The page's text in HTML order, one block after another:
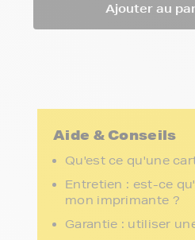
Ajouter au
Aide & Conseils
Qu'est ce qu'une
Entretien : est-ce
mon imprimante ?
Garantie : utiliser